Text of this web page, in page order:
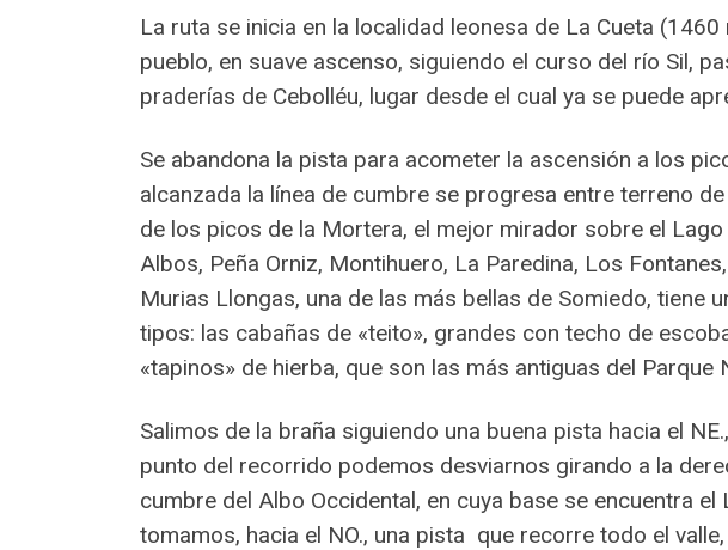
La ruta se inicia en la localidad leonesa de La Cueta
pueblo, en suave ascenso, siguiendo el curso del río Sil,
praderías de Cebolléu, lugar desde el cual ya se puede
Se abandona la pista para acometer la ascensión a los
alcanzada la línea de cumbre se progresa entre terreno
de los picos de la Mortera, el mejor mirador sobre el
Albos, Peña Orniz, Montihuero, La Paredina, Los
Murias Llongas, una de las más bellas de Somiedo,
tipos: las cabañas de «teito», grandes con techo de
«tapinos» de hierba, que son las más antiguas del
Salimos de la braña siguiendo una buena pista hacia el
punto del recorrido podemos desviarnos girando a la
cumbre del Albo Occidental, en cuya base se encuentra
tomamos, hacia el NO., una pista que recorre todo el